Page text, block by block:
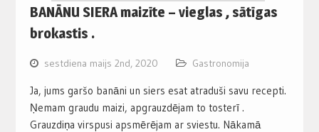
BANĀNU SIERA maizīte – vieglas , sātīgas
brokastis .
sestdiena maijs 2nd, 2020 Gastronomija
Ja, jums garšo banāni un siers esat atraduši savu recepti.
Ņemam graudu maizi, apgrauzdējam to tosterī .
Grauzdiņa virspusi apsmērējam ar sviestu. Nākamā